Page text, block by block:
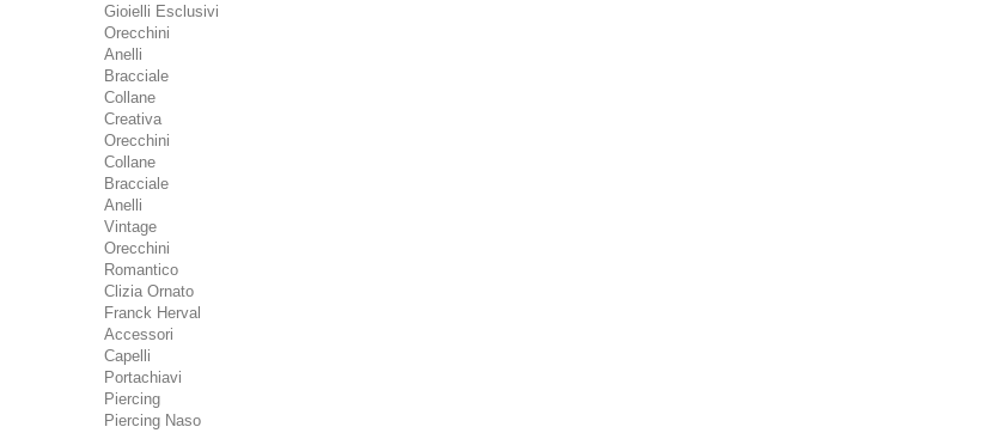
Gioielli Esclusivi
Orecchini
Anelli
Bracciale
Collane
Creativa
Orecchini
Collane
Bracciale
Anelli
Vintage
Orecchini
Romantico
Clizia Ornato
Franck Herval
Accessori
Capelli
Portachiavi
Piercing
Piercing Naso